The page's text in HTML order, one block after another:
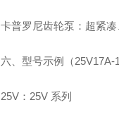
卡普罗尼齿轮泵：超紧
六、型号示例（25V17A-
25V：25V 系列